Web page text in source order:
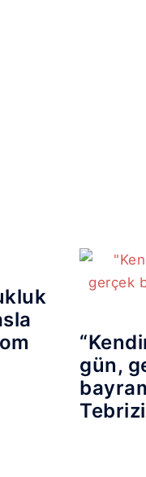
gün,
Tebrizi